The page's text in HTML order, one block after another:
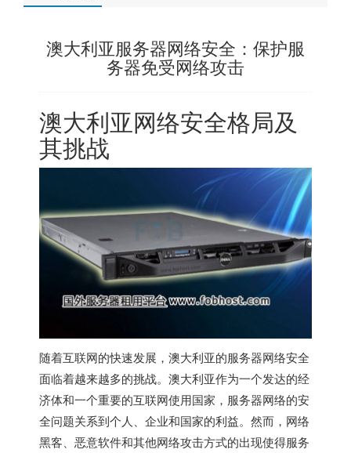
澳大利亚服务器网络安全：保护服
务器免受网络攻击
澳大利亚网络安全格局及
其挑战
随着互联网的快速发展，澳大利亚的服务器网络安全
面临着越来越多的挑战。澳大利亚作为一个发达的经
济体和一个重要的互联网使用国家，服务器网络的安
全问题关系到个人、企业和国家的利益。然而，网络
黑客、恶意软件和其他网络攻击方式的出现使得服务